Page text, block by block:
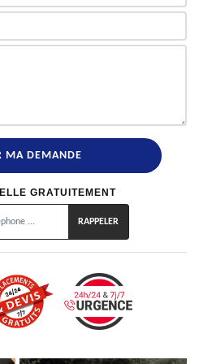
GRATUITEMENT